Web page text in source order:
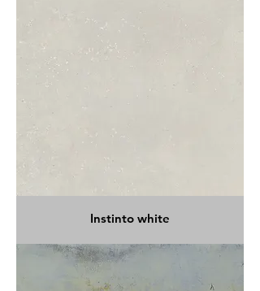
Instinto white